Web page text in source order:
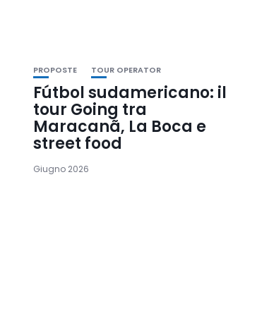
PROPOSTE TOUR OPERATOR
Fútbol sudamericano: il
tour Going tra
Maracanã, La Boca e
street food
Giugno 2026